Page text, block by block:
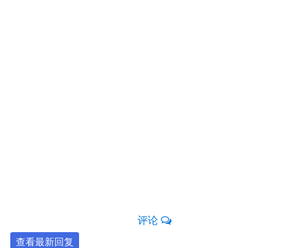
评论
查看最新回复